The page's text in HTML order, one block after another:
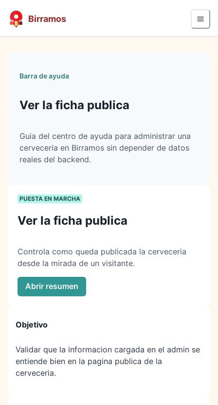
Birramos
Barra de ayuda
Ver la ficha publica
Guia del centro de ayuda para administrar una
cerveceria en Birramos sin depender de datos
reales del backend.
PUESTA EN MARCHA
Ver la ficha publica
Controla como queda publicada la cerveceria
desde la mirada de un visitante.
Abrir resumen
Objetivo
Validar que la informacion cargada en el admin se
entiende bien en la pagina publica de la
cerveceria.